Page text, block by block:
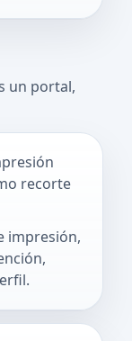
un portal,
recorte
impresión,